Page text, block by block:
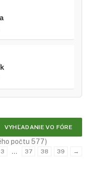
počtu 577)
3 … 37 38 39 →